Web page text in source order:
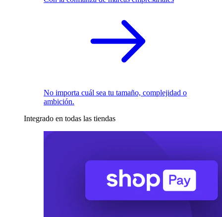
No importa cuál sea tu tamaño, complejidad o
ambición.
Integrado en todas las tiendas